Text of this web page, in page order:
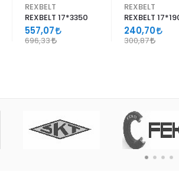
REXBELT
REXBELT 17*3350
557,07
696,33
REXBELT
REXBELT
240,70
300,87